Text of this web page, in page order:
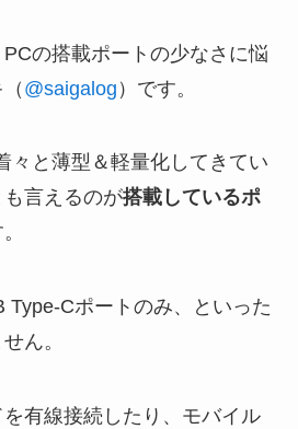
の搭載ポートの少なさに悩
@saigalog ）です。
々と薄型＆軽量化してきてい
言えるのが搭載しているポ
Type-Cポートのみ、といった
ん。
有線接続したり、モバイル